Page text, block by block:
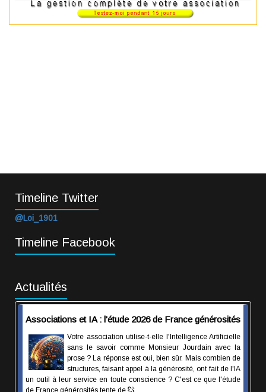
Timeline Twitter
@Loi_1901
Timeline Facebook
Actualités
Associations et IA : l'étude 2026 de France générosités
Votre association utilise-t-elle l'Intelligence Artificielle
sans le savoir comme Monsieur Jourdain avec la
prose ? La réponse est oui, bien sûr. Mais combien de
structures, faisant appel à la générosité, ont fait de l'IA
un outil à leur service en toute conscience ? C'est ce que l'étude
de France générosités tente de